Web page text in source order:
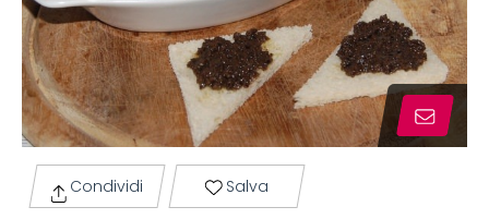
Condividi Salva